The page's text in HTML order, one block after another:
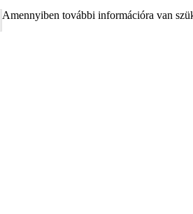
Amennyiben további információra van